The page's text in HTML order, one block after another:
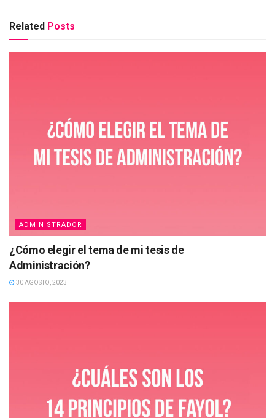
Related Posts
ADMINISTRADOR
¿Cómo elegir el tema de mi tesis de
Administración?
30 AGOSTO, 2023